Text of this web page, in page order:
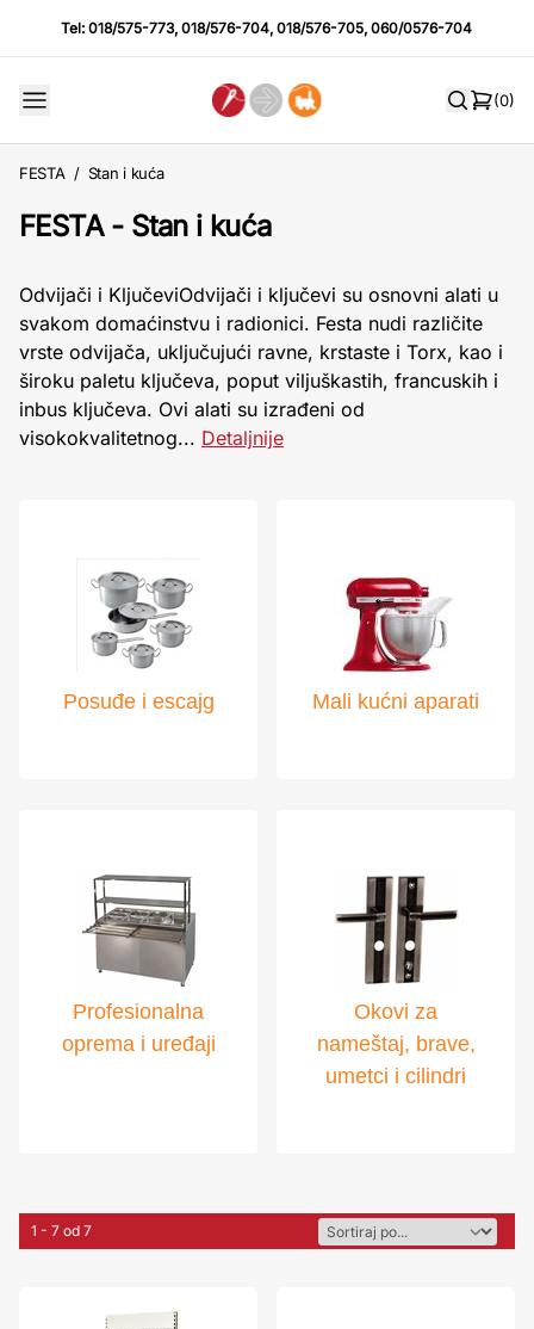
Tel:018/575-773,018/576-704,018/576-705,060/0576-704
(0)
FESTA / Stan i kuća
FESTA - Stan i kuća
Odvijači i KljučeviOdvijači i ključevi su osnovni alati u
svakom domaćinstvu i radionici. Festa nudi različite
vrste odvijača, uključujući ravne, krstaste i Torx, kao i
široku paletu ključeva, poput viljuškastih, francuskih i
inbus ključeva. Ovi alati su izrađeni od
visokokvalitetnog... Detaljnije
Posuđe i escajg Mali kućni aparati
Profesionalna
oprema i uređaji
Okovi za
nameštaj, brave,
umetci i cilindri
1 - 7 od 7